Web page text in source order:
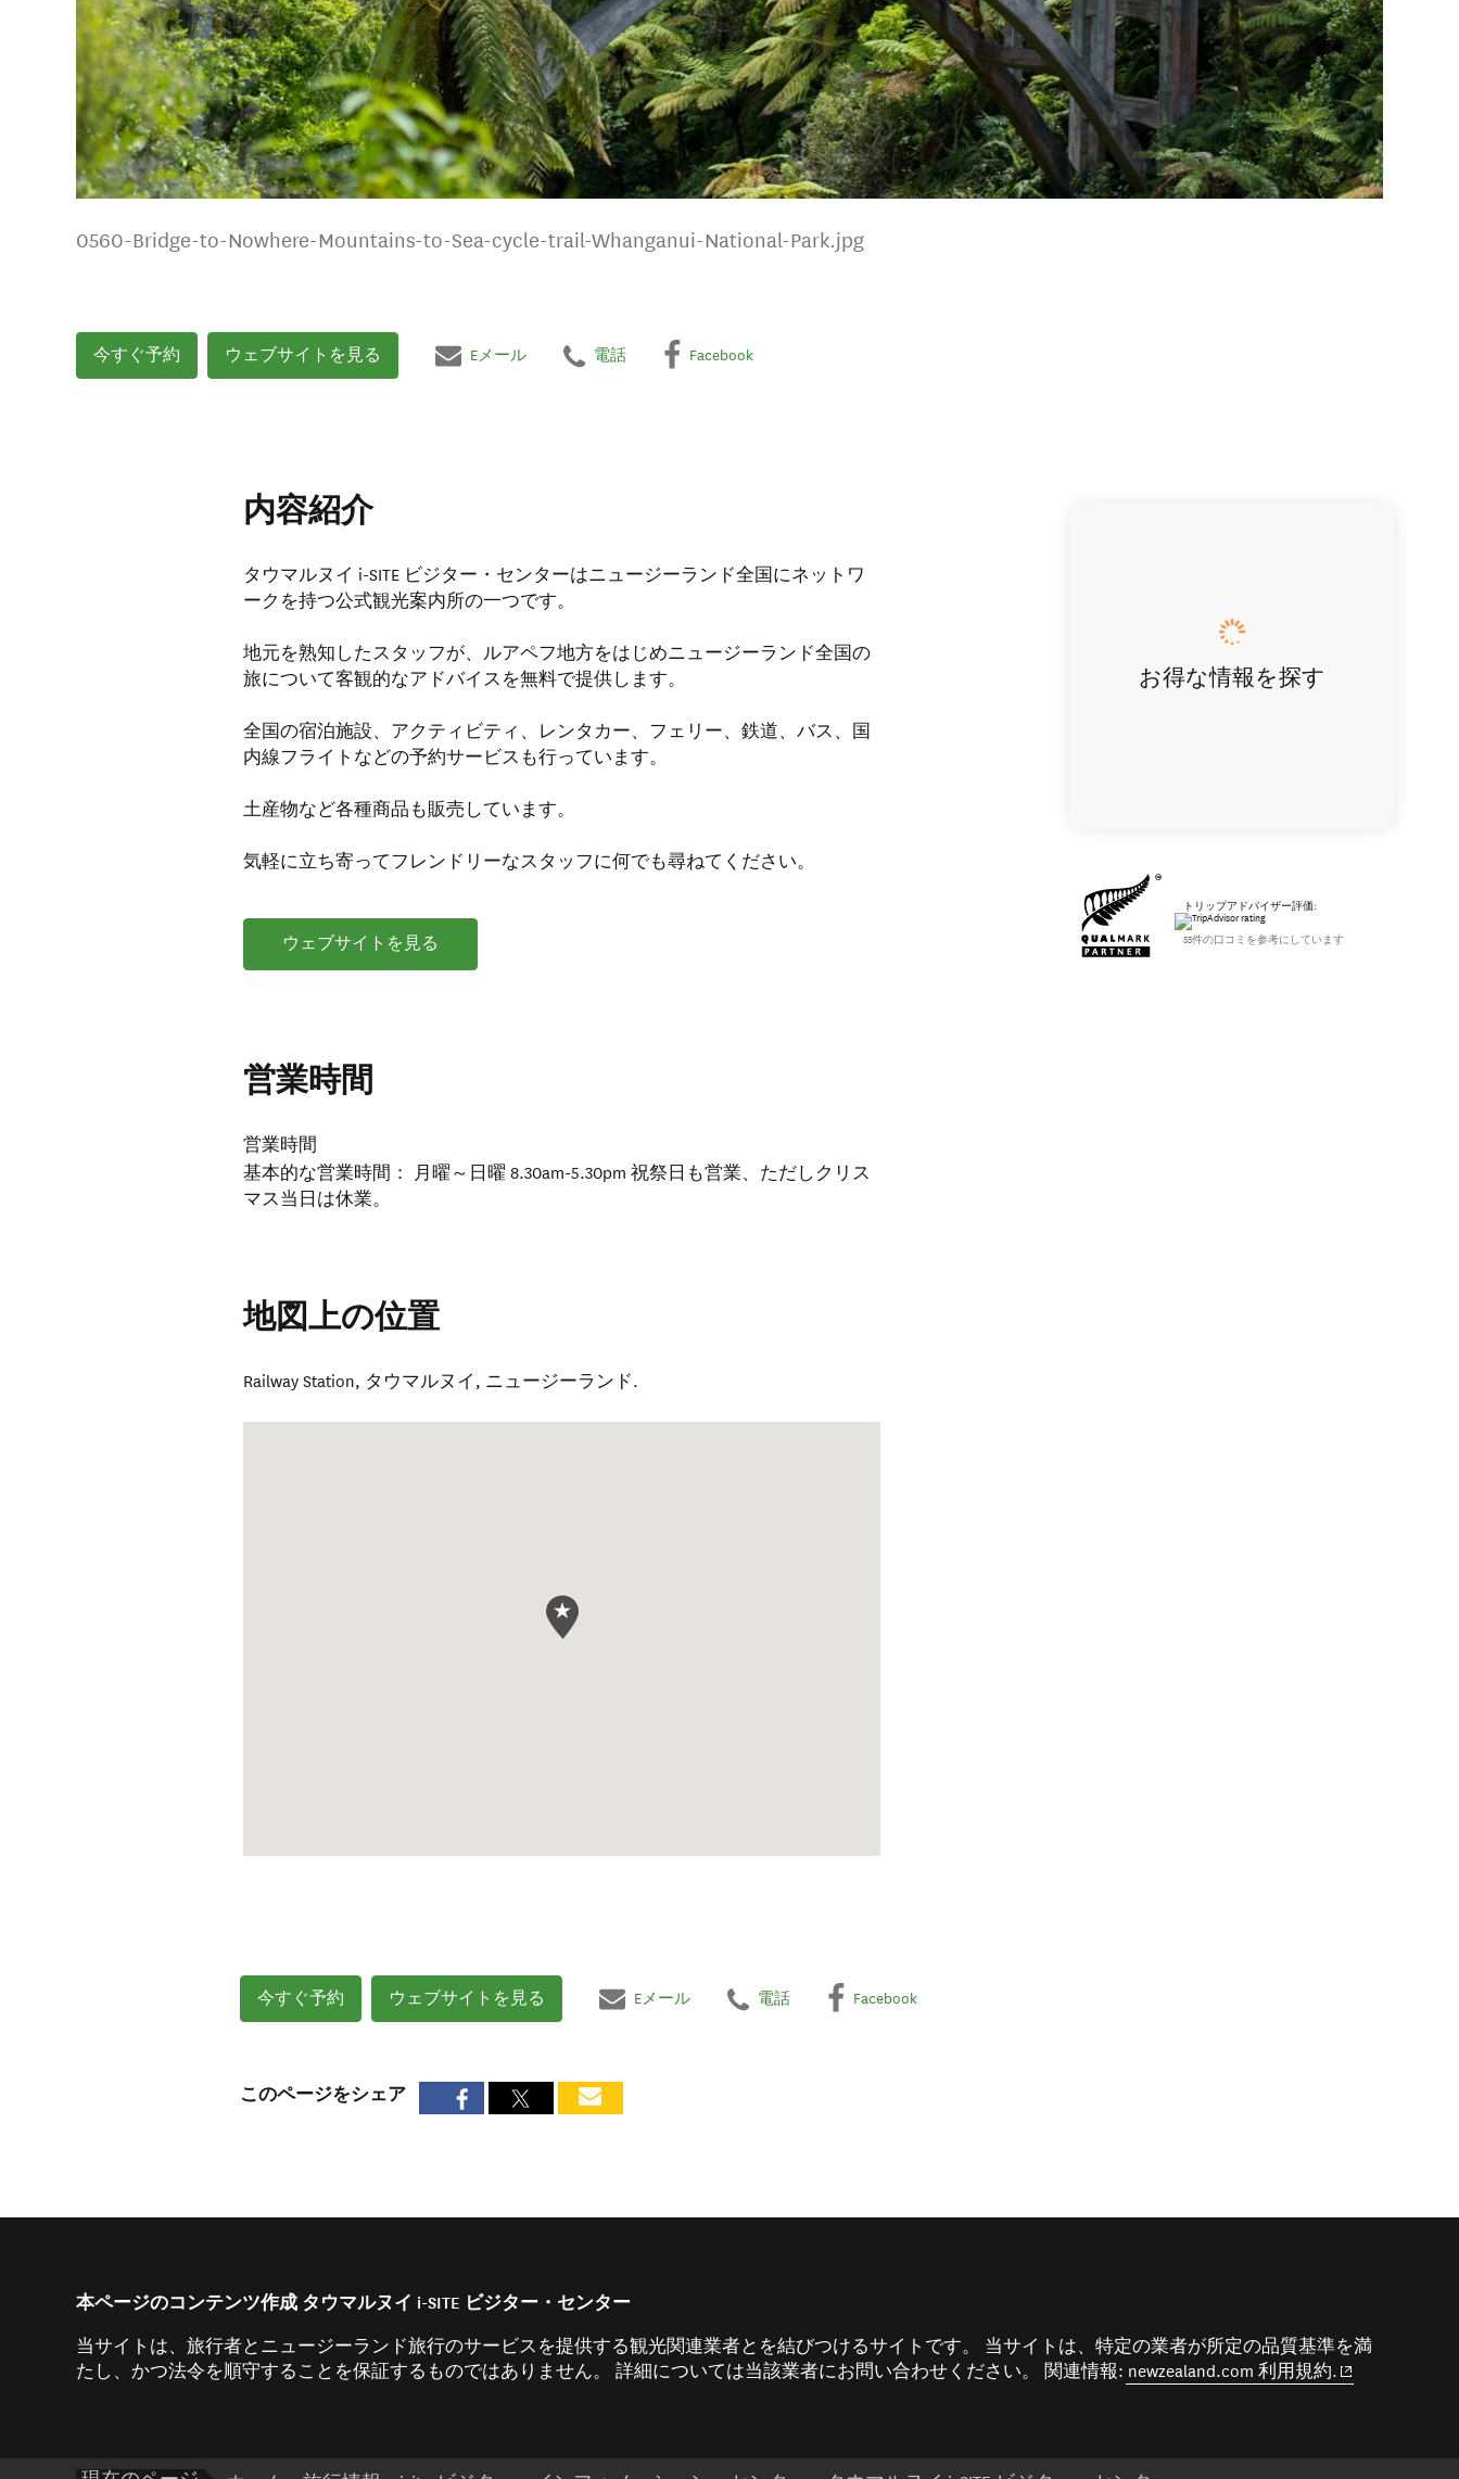
0560-Bridge-to-Nowhere-Mountains-to-Sea-cycle-trail-Whanganui-National-Park.jpg
今すぐ予約 ウェブサイトを見る Eメール 電話 Facebook
内容紹介
タウマルヌイ i-SITE ビジター・センターはニュージーランド全国にネットワ
ークを持つ公式観光案内所の一つです。
地元を熟知したスタッフが、ルアペフ地方をはじめニュージーランド全国の
旅について客観的なアドバイスを無料で提供します。
全国の宿泊施設、アクティビティ、レンタカー、フェリー、鉄道、バス、国
内線フライトなどの予約サービスも行っています。
土産物など各種商品も販売しています。
気軽に立ち寄ってフレンドリーなスタッフに何でも尋ねてください。
ウェブサイトを見る
営業時間
営業時間
基本的な営業時間： 月曜～日曜 8.30am-5.30pm 祝祭日も営業、ただしクリス
マス当日は休業。
地図上の位置
Railway Station, タウマルヌイ , ニュージーランド.
お得な情報を探す
トリップアドバイザー評価:
55件の口コミを参考にしています
今すぐ予約 ウェブサイトを見る Eメール 電話 Facebook
このページをシェア
本ページのコンテンツ作成 タウマルヌイ i-SITE ビジター・センター
当サイトは、旅行者とニュージーランド旅行のサービスを提供する観光関連業者とを結びつけるサイトです。 当サイトは、特定の業者が所定の品質基準を満
たし、かつ法令を順守することを保証するものではありません。 詳細については当該業者にお問い合わせください。 関連情報: newzealand.com 利用規約. (opens in new